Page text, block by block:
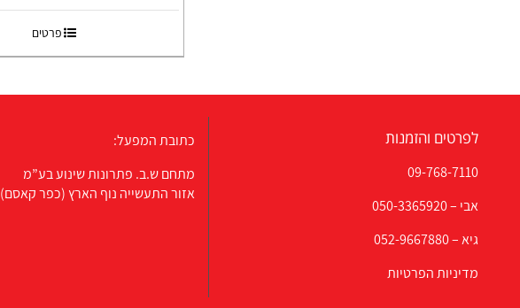
פרטים
לפרטים והזמנות
09-768-7110
אבי –050-3365920
גיא –052-9667880
מדיניות הפרטיות
כתובת המפעל:
מתחם ש.ב. פתרונות שינוע בע”מ
אזור התעשייה נוף הארץ (כפר קאסם)